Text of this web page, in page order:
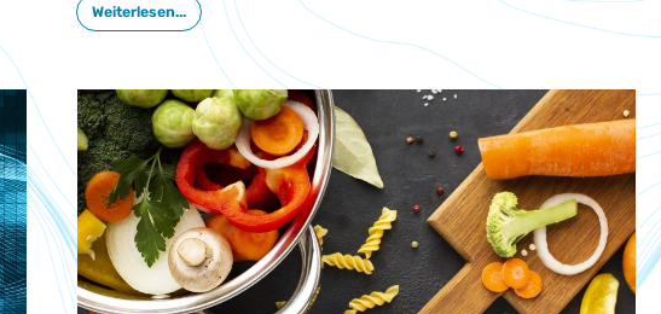
Ernährungsweisen tragen dazu bei, dieses Risiko zu senken, wie eine
neue Studie zeigt.
Weiterlesen...